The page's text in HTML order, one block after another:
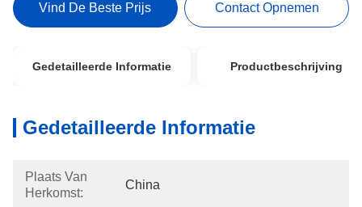
Vind De Beste Prijs Contact Opnemen
Gedetailleerde Informatie Productbeschrijving
Gedetailleerde Informatie
Plaats Van
Herkomst:
China